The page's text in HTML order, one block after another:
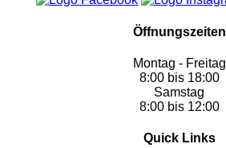
Öffnungszeiten
Montag - Freitag
8:00 bis 18:00
Samstag
8:00 bis 12:00
Quick Links